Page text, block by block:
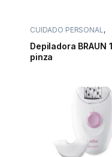
CUIDADO PERSONAL ,
Depiladora BRAUN
pinza